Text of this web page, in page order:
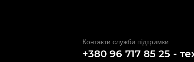
Контакти служби підтримки
+380 96 717 85 25 -